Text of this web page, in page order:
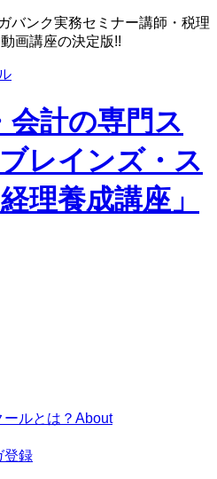
バンク実務セミナー講師・税理
画講座の決定版!!
ルとは？ About
登録